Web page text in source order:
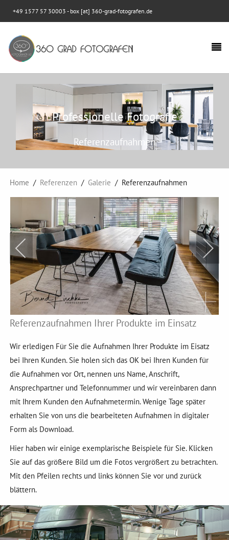
+49 1577 57 30003 - box [at] 360-grad-fotografen.de
Professionelle Fotografie
Referenzaufnahmen
Home Referenzen Galerie Referenzaufnahmen
Referenzaufnahmen Ihrer Produkte im Einsatz
Wir erledigen Für Sie die Aufnahmen Ihrer Produkte im Eisatz
bei Ihren Kunden. Sie holen sich das OK bei Ihren Kunden für
die Aufnahmen vor Ort, nennen uns Name, Anschrift,
Ansprechpartner und Telefonnummer und wir vereinbaren dann
mit Ihrem Kunden den Aufnahmetermin. Wenige Tage später
erhalten Sie von uns die bearbeiteten Aufnahmen in digitaler
Form als Download.
Hier haben wir einige exemplarische Beispiele für Sie. Klicken
Sie auf das größere Bild um die Fotos vergrößert zu betrachten.
Mit den Pfeilen rechts und links können Sie vor und zurück
blättern.